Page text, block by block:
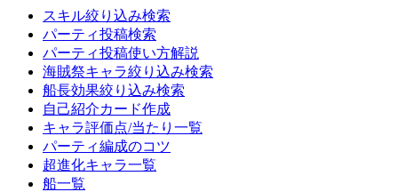
スキル絞り込み検索
パーティ投稿検索
パーティ投稿使い方解説
海賊祭キャラ絞り込み検索
船長効果絞り込み検索
自己紹介カード作成
キャラ評価点/当たり一覧
パーティ編成のコツ
超進化キャラ一覧
船一覧